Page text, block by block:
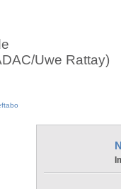
Uwe Rattay)